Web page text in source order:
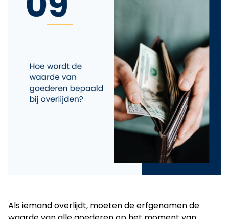
Als iemand overlijdt, moeten de erfgenamen de